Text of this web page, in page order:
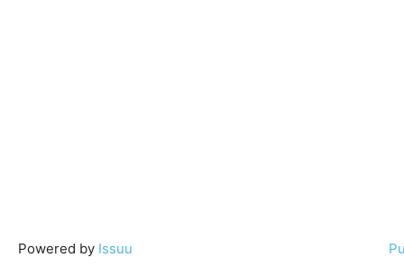
Powered by Issuu